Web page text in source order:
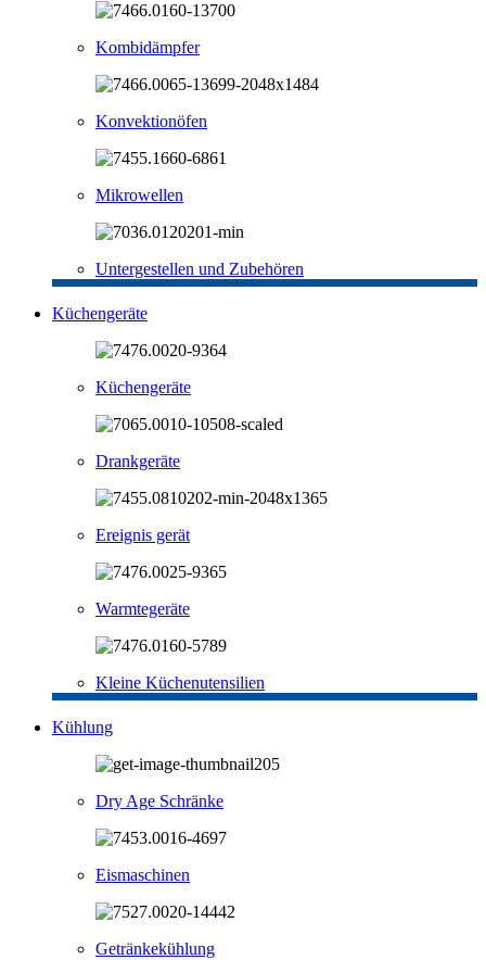
Kombidämpfer
Konvektionöfen
Mikrowellen
Untergestellen und Zubehören
Küchengeräte
Küchengeräte
Drankgeräte
Ereignis gerät
Warmtegeräte
Kleine Küchenutensilien
Kühlung
Dry Age Schränke
Eismaschinen
Getränkekühlung